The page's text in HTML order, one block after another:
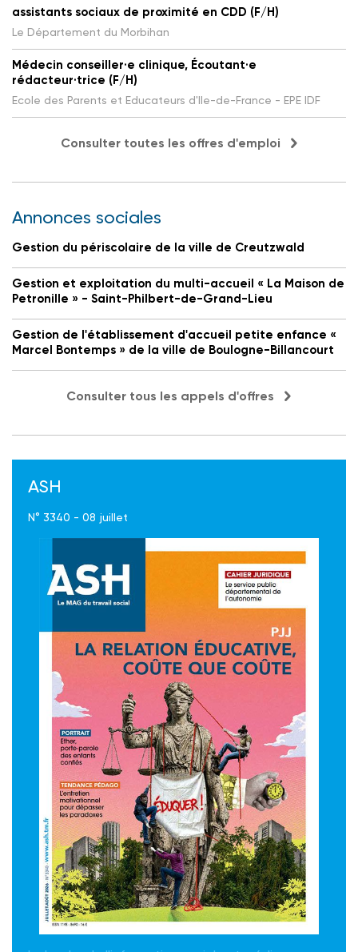
assistants sociaux de proximité en CDD (F/H)
Le Département du Morbihan
Médecin conseiller·e clinique, Écoutant·e
rédacteur·trice (F/H)
Ecole des Parents et Educateurs d'Ile-de-France - EPE IDF
Consulter toutes les offres d'emploi
Annonces sociales
Gestion du périscolaire de la ville de Creutzwald
Gestion et exploitation du multi-accueil « La Maison de
Petronille » - Saint-Philbert-de-Grand-Lieu
Gestion de l'établissement d'accueil petite enfance «
Marcel Bontemps » de la ville de Boulogne-Billancourt
Consulter tous les appels d'offres
ASH
N° 3340 - 08 juillet